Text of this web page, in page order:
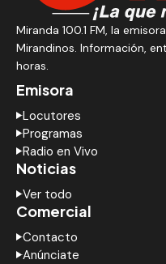
Miranda 100.1 FM, la
Mirandinos. Información,
horas.
Emisora
Locutores
Programas
Radio en Vivo
Noticias
Ver todo
Comercial
Contacto
Anúnciate